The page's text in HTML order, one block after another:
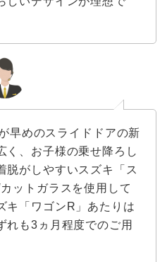
早めのスライドドアの新
く、お子様の乗せ降ろし
脱がしやすいスズキ「ス
ットガラスを使用して
キ「ワゴンR」あたりは
れも3ヵ月程度でのご用